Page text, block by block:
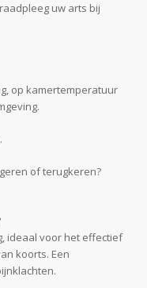
uw arts bij
op kamertemperatuur
of terugkeren?
ideaal voor het effectief
koorts. Een